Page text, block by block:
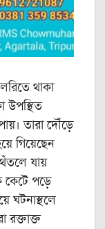
থাকা
উপস্থিত
তারা দৌঁড়ে
গিয়েছেন
যায়
কেটে পড়ে
ঘটনাস্থলে
রক্তাক্ত